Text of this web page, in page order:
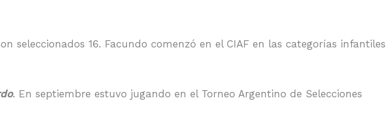
seleccionados 16. Facundo comenzó en el CIAF en las categorías infantiles
. En septiembre estuvo jugando en el Torneo Argentino de Selecciones